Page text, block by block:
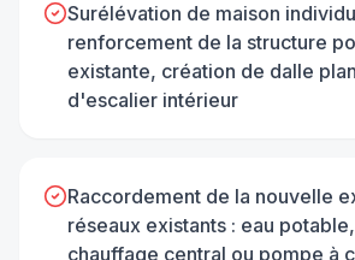
Surélévation de maison
renforcement de la structure
existante, création de dalle
d'escalier intérieur
Raccordement de la nouvelle
réseaux existants : eau
chauffage central ou pompe à